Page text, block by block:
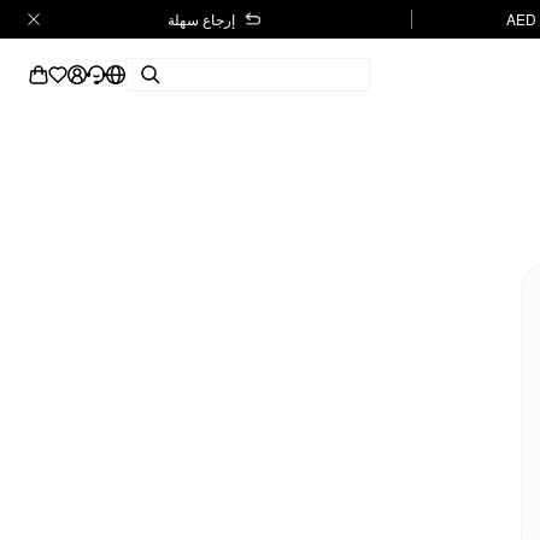
إرجاع سهلة